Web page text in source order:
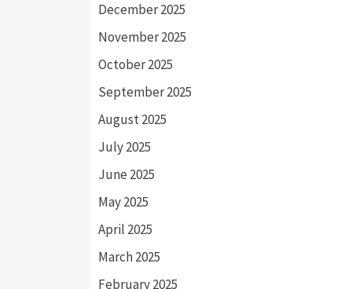
December 2025
November 2025
October 2025
September 2025
August 2025
July 2025
June 2025
May 2025
April 2025
March 2025
February 2025